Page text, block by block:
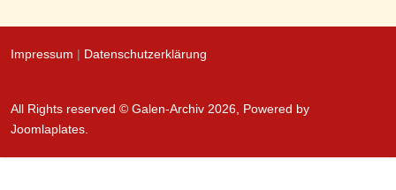
Impressum | Datenschutzerklärung
All Rights reserved © Galen-Archiv 2026, Powered by
Joomlaplates